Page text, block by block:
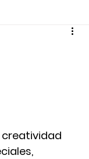
Eventos sociales
creatividad